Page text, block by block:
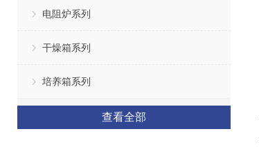
电阻炉系列
干燥箱系列
培养箱系列
查看全部